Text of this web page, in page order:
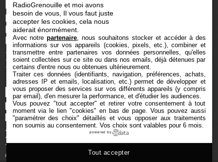
RadioGrenouille et moi avons
besoin de vous, Il vous faut juste
accepter les cookies, cela nous
aiderait énormément.
Avec notrepartenaire , nous souhaitons stocker et accéder à des
informations sur vos appareils (cookies, pixels, etc.), combiner et
transmettre entre partenaires vos données personnelles, qu'elles
soient collectées sur ce site ou dans nos emails, déjà détenues par
certains d'entre nous ou obtenues ultérieurement.
Traiter ces données (identifiants, navigation, préférences, achats,
adresses IP et emails, localisation, etc.) permet de développer et
vous proposer des services sur vos différents appareils (y compris
par email), d'en mesurer la performance, et d'étudier les audiences.
Vous pouvez "tout accepter" et retirer votre consentement à tout
moment via le lien "cookies" en bas de page. Vous pouvez aussi
"paramétrer des choix" détaillés et vous opposer aux traitements
non soumis au consentement. Vos choix sont valables pour 6 mois.
powered by
Tout accepter